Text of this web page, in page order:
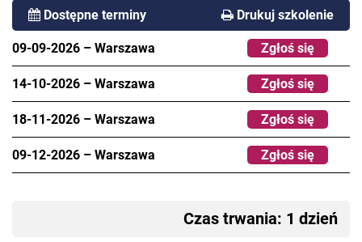
Dostępne terminy Drukuj szkolenie
09-09-2026 – Warszawa Zgłoś się
14-10-2026 – Warszawa Zgłoś się
18-11-2026 – Warszawa Zgłoś się
09-12-2026 – Warszawa Zgłoś się
Czas trwania: 1 dzień